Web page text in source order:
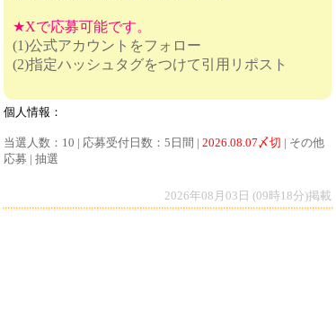
★Xで応募可能です。
(1)公式アカウントをフォロー
(2)指定ハッシュタグをつけて引用リポスト
個人情報：
当選人数：10 | 応募受付日数：5日間 | 2026.08.07〆切 | その他
応募 | 抽選
2026年08月03日 (09時18分)掲載